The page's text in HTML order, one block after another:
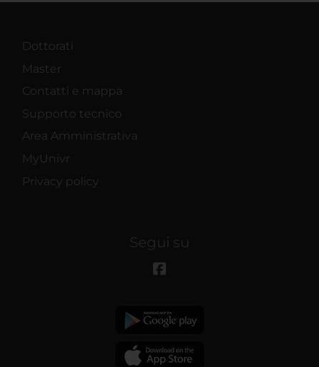
Dottorati
Master
Contatti e mappa
Supporto tecnico
Area Amministrativa
MyUnivr
Privacy policy
Segui su